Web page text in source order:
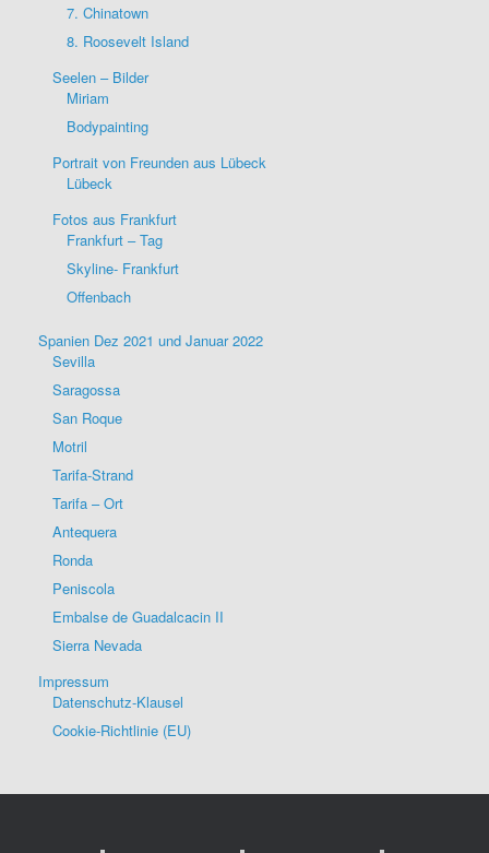
7. Chinatown
8. Roosevelt Island
Seelen – Bilder
Miriam
Bodypainting
Portrait von Freunden aus Lübeck
Lübeck
Fotos aus Frankfurt
Frankfurt – Tag
Skyline- Frankfurt
Offenbach
Spanien Dez 2021 und Januar 2022
Sevilla
Saragossa
San Roque
Motril
Tarifa-Strand
Tarifa – Ort
Antequera
Ronda
Peniscola
Embalse de Guadalcacin II
Sierra Nevada
Impressum
Datenschutz-Klausel
Cookie-Richtlinie (EU)